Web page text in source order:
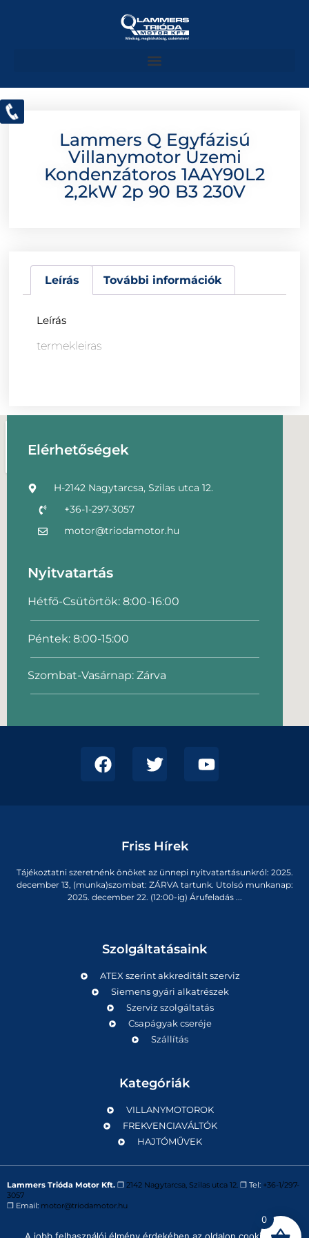
Lammers Q Egyfázisú
Villanymotor Üzemi
Kondenzátoros 1AAY90L2
2,2kW 2p 90 B3 230V
Leírás További információk
Leírás
termekleiras
Elérhetőségek
H-2142 Nagytarcsa, Szilas utca 12.
+36-1-297-3057
motor@triodamotor.hu
Nyitvatartás
Hétfő-Csütörtök: 8:00-16:00
Péntek: 8:00-15:00
Szombat-Vasárnap: Zárva
Friss Hírek
Tájékoztatni szeretnénk önöket az ünnepi nyitvatartásunkról: 2025.
december 13, (munka)szombat: ZÁRVA tartunk. Utolsó munkanap:
2025. december 22. (12:00-ig) Árufeladás ...
Szolgáltatásaink
ATEX szerint akkreditált szerviz
Siemens gyári alkatrészek
Szerviz szolgáltatás
Csapágyak cseréje
Szállítás
Kategóriák
VILLANYMOTOROK
FREKVENCIAVÁLTÓK
HAJTÓMŰVEK
Lammers Trióda Motor Kft. ❒ 2142 Nagytarcsa, Szilas utca 12. ❒ Tel: +36-1/297-
3057
❒ Email: motor@triodamotor.hu
0